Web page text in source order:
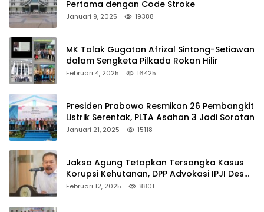
Pertama dengan Code Stroke
Januari 9, 2025 19388
MK Tolak Gugatan Afrizal Sintong-Setiawan
dalam Sengketa Pilkada Rokan Hilir
Februari 4, 2025 16425
Presiden Prabowo Resmikan 26 Pembangkit
Listrik Serentak, PLTA Asahan 3 Jadi Sorotan
Januari 21, 2025 15118
Jaksa Agung Tetapkan Tersangka Kasus
Korupsi Kehutanan, DPP Advokasi IPJI Desak
Pengusutan Pajak RAPP
Februari 12, 2025 8801